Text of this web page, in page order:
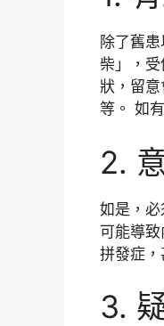
除了舊
柴」，
狀，留
等。 如
2.
如是，
可能導
拼發症，
3.